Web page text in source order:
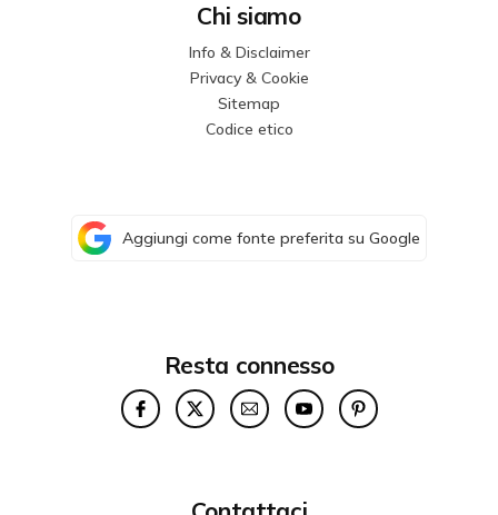
Chi siamo
Info & Disclaimer
Privacy & Cookie
Sitemap
Codice etico
Aggiungi come fonte preferita su Google
Resta connesso